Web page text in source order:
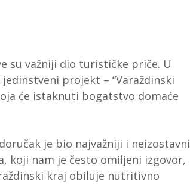
su važniji dio turističke priče. U
projekt – “Varaždinski
će istaknuti bogatstvo domaće
je bio najvažniji i neizostavni
koji nam je često omiljeni izgovor,
kraj obiluje nutritivno